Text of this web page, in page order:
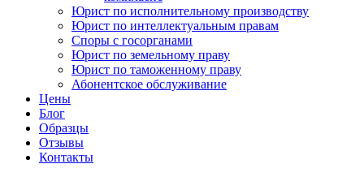
Юрист по исполнительному производству
Юрист по интеллектуальным правам
Споры с госорганами
Юрист по земельному праву
Юрист по таможенному праву
Абонентское обслуживание
Цены
Блог
Образцы
Отзывы
Контакты